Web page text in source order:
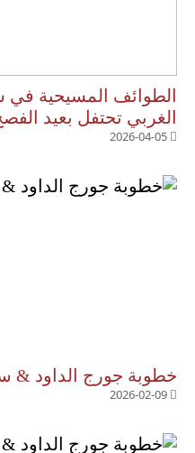
الطوائف المسيحية في
الغربي تحتفل بعيد
2026-04-05
خطوبة جورج الداود &
2026-02-09